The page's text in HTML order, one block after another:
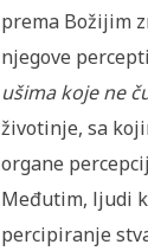
prema Božijim
njegove
ušima koje ne
životinje, sa
organe
Međutim, ljudi
percipiranje